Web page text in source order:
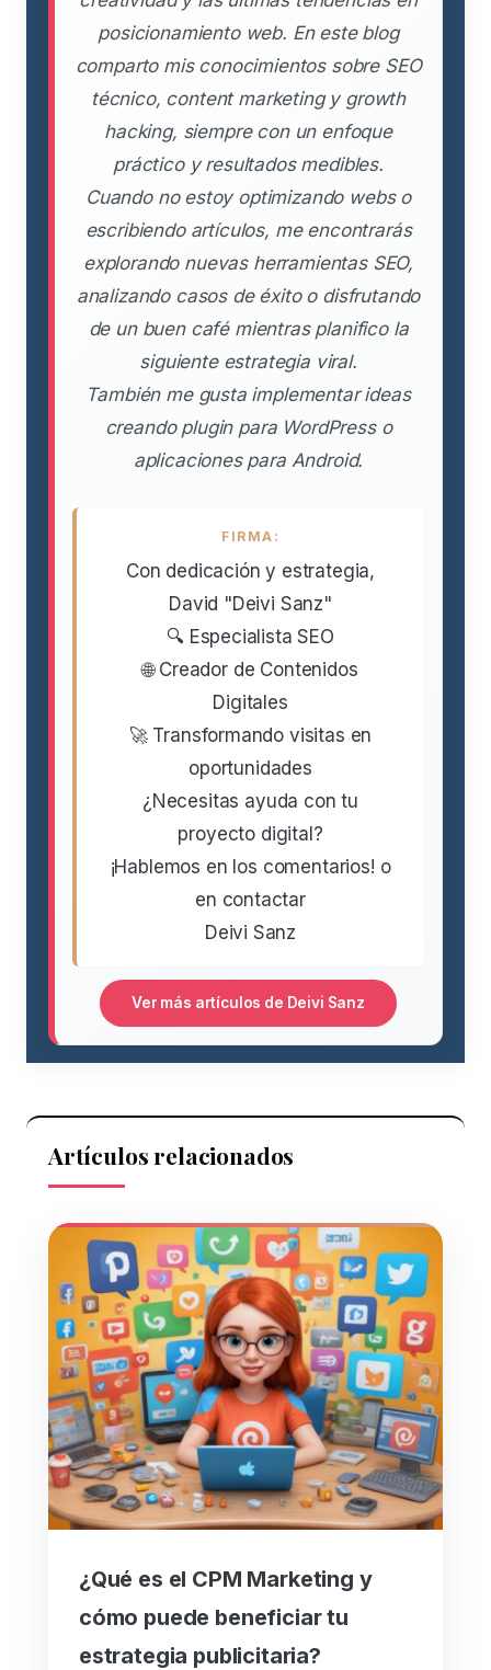
posicionamiento web. En este blog
comparto mis conocimientos sobre SEO
técnico, content marketing y growth
hacking, siempre con un enfoque
práctico y resultados medibles.
Cuando no estoy optimizando webs o
escribiendo artículos, me encontrarás
explorando nuevas herramientas SEO,
analizando casos de éxito o disfrutando
de un buen café mientras planifico la
siguiente estrategia viral.
También me gusta implementar ideas
creando plugin para WordPress o
aplicaciones para Android.
FIRMA:
Con dedicación y estrategia,
David "Deivi Sanz"
🔍 Especialista SEO
🌐 Creador de Contenidos
Digitales
🚀 Transformando visitas en
oportunidades
¿Necesitas ayuda con tu
proyecto digital?
¡Hablemos en los comentarios! o
en contactar
Deivi Sanz
Ver más artículos de Deivi Sanz
Artículos relacionados
¿Qué es el CPM Marketing y
cómo puede beneficiar tu
estrategia publicitaria?